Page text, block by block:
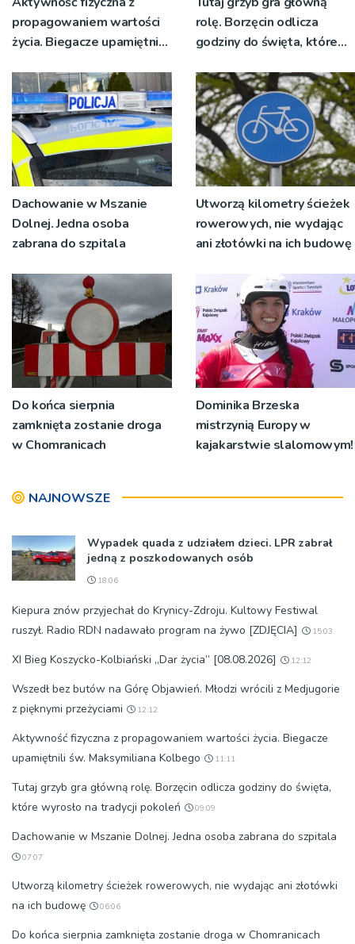
propagowaniem wartości
życia. Biegacze upamiętnili
rolę. Borzęcin odlicza
godziny do święta, które
pokoleń
Dachowanie w Mszanie
Dolnej. Jedna osoba
zabrana do szpitala
Utworzą kilometry ścieżek
rowerowych, nie wydając
ani złotówki na ich budowę
Do końca sierpnia
zamknięta zostanie droga
w Chomranicach
Dominika Brzeska
mistrzynią Europy w
kajakarstwie slalomowym!
NAJNOWSZE
Wypadek quada z udziałem dzieci. LPR zabrał
jedną z poszkodowanych osób
18:06
Kiepura znów przyjechał do Krynicy-Zdroju. Kultowy Festiwal
ruszył. Radio RDN nadawało program na żywo [ZDJĘCIA]
15:03
XI Bieg Koszycko-Kolbiański „Dar życia” [08.08.2026] 12:12
Wszedł bez butów na Górę Objawień. Młodzi wrócili z Medjugorie
z pięknymi przeżyciami
12:12
Aktywność fizyczna z propagowaniem wartości życia. Biegacze
upamiętnili św. Maksymiliana Kolbego
11:11
Tutaj grzyb gra główną rolę. Borzęcin odlicza godziny do święta,
które wyrosło na tradycji pokoleń
09:09
Dachowanie w Mszanie Dolnej. Jedna osoba zabrana do szpitala
07:07
Utworzą kilometry ścieżek rowerowych, nie wydając ani złotówki
na ich budowę
06:06
Do końca sierpnia zamknięta zostanie droga w Chomranicach